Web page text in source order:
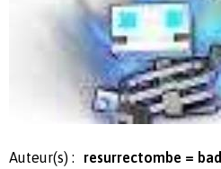
Auteur(s) :
resurrectombe = bad